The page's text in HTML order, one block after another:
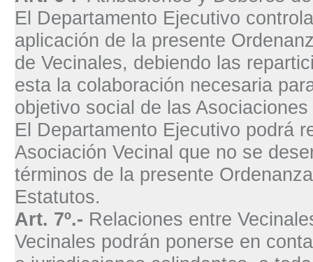
El Departamento Ejecutivo
aplicación de la presente
de Vecinales, debiendo las
esta la colaboración necesaria
objetivo social de las
El Departamento Ejecutivo podrá
Asociación Vecinal que no se
términos de la presente
Estatutos.
Art. 7º.- Relaciones entre
Vecinales podrán ponerse en